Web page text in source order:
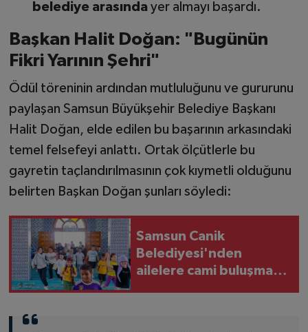
belediye arasındayer almayı başardı.
Başkan Halit Doğan: "Bugünün
Fikri Yarının Şehri"
Ödül töreninin ardından mutluluğunu ve gururunu
paylaşan Samsun Büyükşehir Belediye Başkanı
Halit Doğan, elde edilen bu başarının arkasındaki
temel felsefeyi anlattı. Ortak ölçütlerle bu
gayretin taçlandırılmasının çok kıymetli olduğunu
belirten Başkan Doğan şunları söyledi:
Samsun Canik
Belediyesi'nden
ailelere cami buluşması